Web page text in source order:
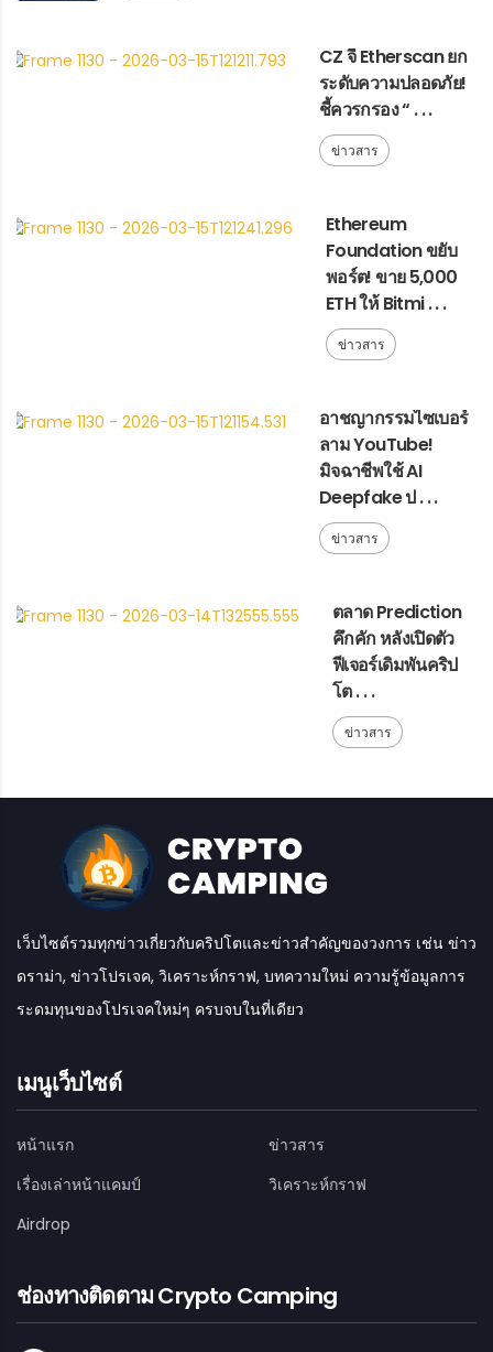
CZ จี้ Etherscan ยก
ระดับความปลอดภัย!
ชี้ควรกรอง “ . . .
ข่าวสาร
Ethereum
Foundation ขยับ
พอร์ต! ขาย 5,000
ETH ให้ Bitmi . . .
ข่าวสาร
อาชญากรรมไซเบอร์
ลาม YouTube!
มิจฉาชีพใช้ AI
Deepfake ป . . .
ข่าวสาร
ตลาด Prediction
คึกคัก หลังเปิดตัว
ฟีเจอร์เดิมพันคริป
โต . . .
ข่าวสาร
เว็บไซต์รวมทุกข่าวเกี่ยวกับคริปโตและข่าวสำคัญของวงการ เช่น ข่าว
ดราม่า, ข่าวโปรเจค, วิเคราะห์กราฟ, บทความใหม่ ความรู้ข้อมูลการ
ระดมทุนของโปรเจคใหม่ๆ ครบจบในที่เดียว
เมนูเว็บไซต์
หน้าแรก
ข่าวสาร
เรื่องเล่าหน้าแคมป์
วิเคราะห์กราฟ
Airdrop
ช่องทางติดตาม Crypto Camping